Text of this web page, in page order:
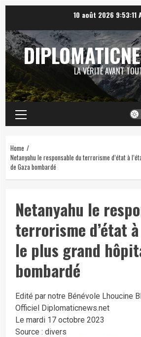
content
10 août 2026 9:53:12
LA VÉRITÉ AVANT
Primary
Menu
Home
Netanyahu le responsable du terrorisme d’état à
de Gaza bombardé
Netanyahu le
terrorisme d’état
le plus grand
bombardé
Edité par notre Bénévole Lhoucine
Officiel Diplomaticnews.net
Le mardi 17 octobre 2023
Source : divers